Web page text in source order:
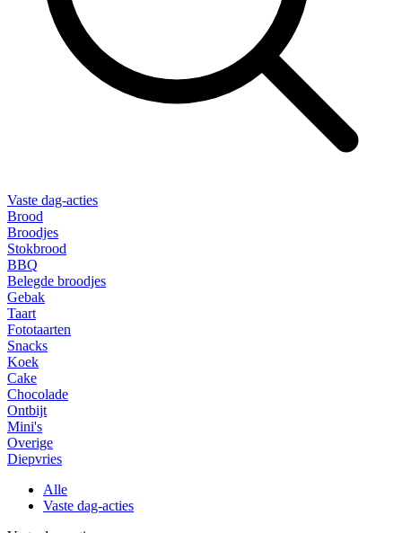
Vaste dag-acties
Brood
Broodjes
Stokbrood
BBQ
Belegde broodjes
Gebak
Taart
Fototaarten
Snacks
Koek
Cake
Chocolade
Ontbijt
Mini's
Overige
Diepvries
Alle
Vaste dag-acties